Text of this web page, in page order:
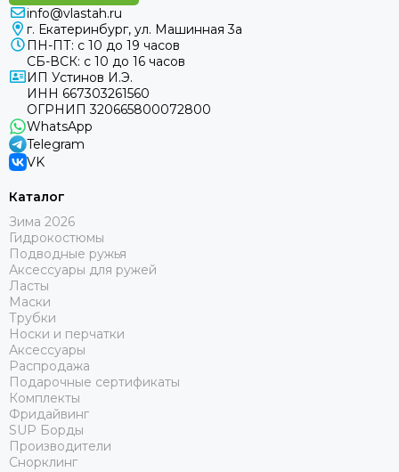
info@vlastah.ru
г. Екатеринбург, ул. Машинная 3а
ПН-ПТ: с 10 до 19 часов
СБ-ВСК: с 10 до 16 часов
ИП Устинов И.Э.
ИНН 667303261560
ОГРНИП 320665800072800
WhatsApp
Telegram
VK
Каталог
Зима 2026
Гидрокостюмы
Подводные ружья
Аксессуары для ружей
Ласты
Маски
Трубки
Носки и перчатки
Аксессуары
Распродажа
Подарочные сертификаты
Комплекты
Фридайвинг
SUP Борды
Производители
Снорклинг